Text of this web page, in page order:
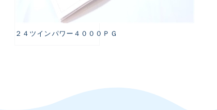
２４ツインパワー４０００ＰＧ